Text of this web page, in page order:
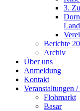
3.
Berichte
Archiv
Über uns
Anmeldung
Kontakt
Veranstaltungen
Flohmarkt
Basar